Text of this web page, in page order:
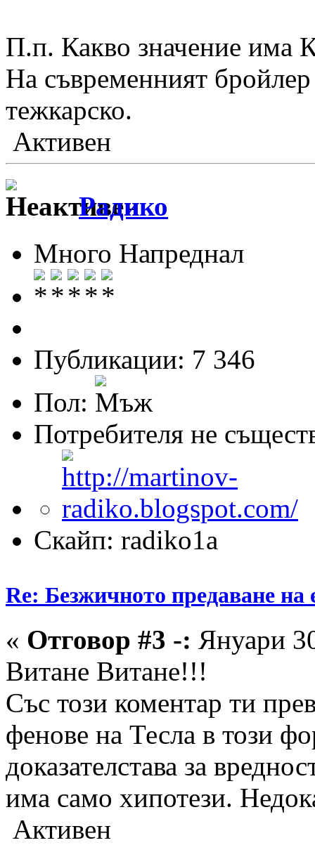
П.п. Какво значение има
На съвременният
тежкарско.
Активен
Радико
Много Напреднал
Публикации: 7 346
Пол:
Потребителя не
Скайп: radiko1a
Re: Безжичното предаване на
« Отговор #3 -: Януари
Витане Витане!!!
Със този коментар ти
фенове на Тесла в този
доказателстава за
има само хипотези.
Активен